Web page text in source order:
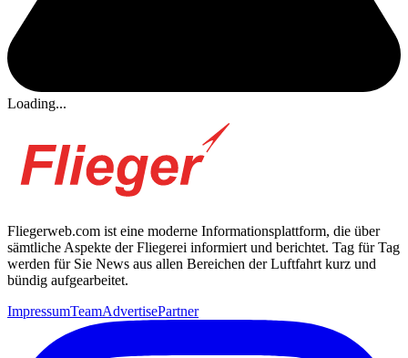
Loading...
Fliegerweb.com ist eine moderne Informationsplattform, die über
sämtliche Aspekte der Fliegerei informiert und berichtet. Tag für Tag
werden für Sie News aus allen Bereichen der Luftfahrt kurz und
bündig aufgearbeitet.
ImpressumTeamAdvertisePartner